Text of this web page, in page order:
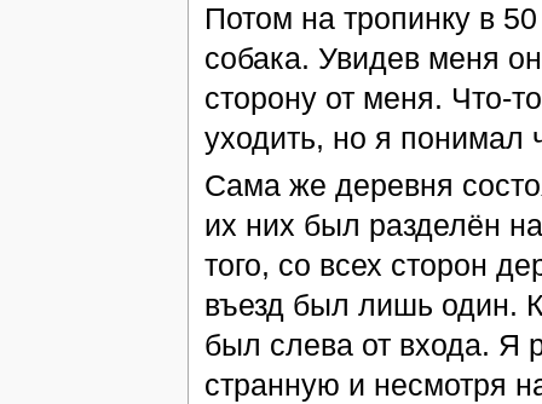
Потом на тропинку в
собака. Увидев меня
сторону от меня. Что-
уходить, но я понимал
Сама же деревня
их них был разделён
того, со всех сторон
въезд был лишь один.
был слева от входа. Я
странную и несмотря